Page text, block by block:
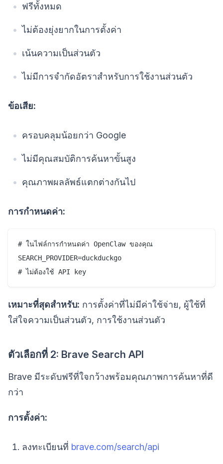
ฟรีทั้งหมด
ไม่ต้องยุ่งยากในการตั้งค่า
เน้นความเป็นส่วนตัว
ไม่มีการจำกัดอัตราสำหรับการใช้งานส่วนตัว
ข้อเสีย:
ครอบคลุมน้อยกว่า Google
ไม่มีคุณสมบัติการค้นหาขั้นสูง
คุณภาพผลลัพธ์แตกต่างกันไป
การกำหนดค่า:
# ในไฟล์การกำหนดค่า OpenClaw ของคุณ
SEARCH_PROVIDER=duckduckgo
เหมาะที่สุดสำหรับ: การตั้งค่าที่ไม่มีค่าใช้จ่าย, ผู้ใช้ที่
ใส่ใจความเป็นส่วนตัว, การใช้งานส่วนตัว
ตัวเลือกที่ 2: Brave Search API
Brave มีระดับฟรีที่ใจกว้างพร้อมคุณภาพการค้นหาที่ดี
กว่า
การตั้งค่า:
ลงทะเบียนที่ brave.com/search/api